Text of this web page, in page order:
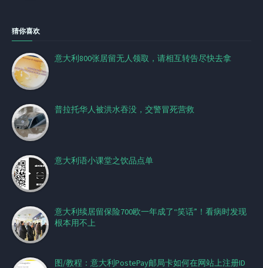
猜你喜欢
意大利800张居留无人领取，请相互转告尽快去拿
普拉托华人被洪水吞没，交警冒死营救
意大利语小课堂之饮品点单
意大利续居留保险700欧一年成了“笑话”！看病时发现
根本用不上
图/教程：意大利PostePay邮局卡如何在网站上注册ID